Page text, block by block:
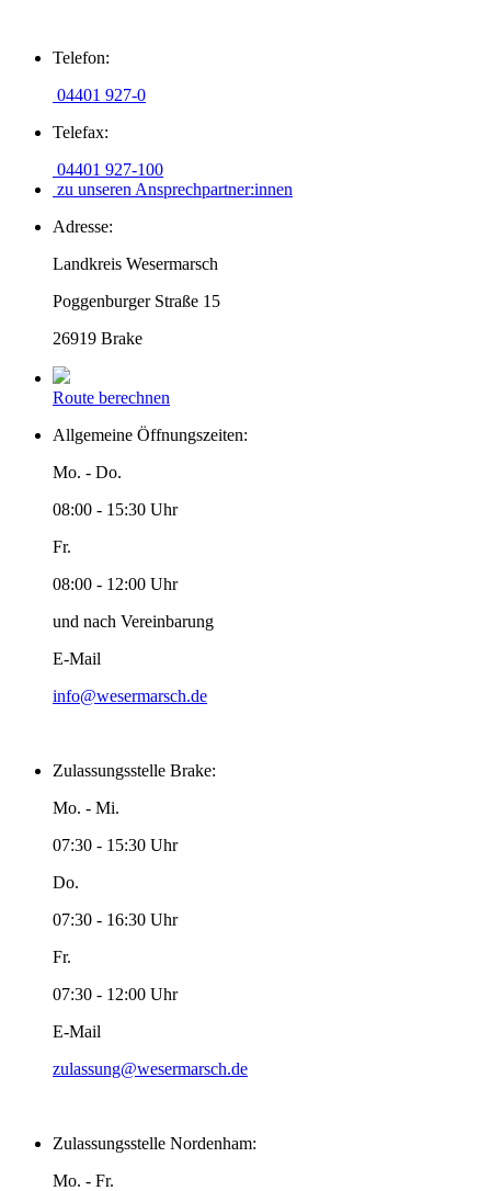
Inhalt
Telefon:
04401 927-0
Telefax:
04401 927-100
zu unseren Ansprechpartner:innen
Adresse:
Landkreis Wesermarsch
Poggenburger Straße 15
26919 Brake
Route berechnen
Allgemeine Öffnungszeiten:
Mo. - Do.
08:00 - 15:30 Uhr
Fr.
08:00 - 12:00 Uhr
und nach Vereinbarung
E-Mail
info@wesermarsch.de
Zulassungsstelle Brake:
Mo. - Mi.
07:30 - 15:30 Uhr
Do.
07:30 - 16:30 Uhr
Fr.
07:30 - 12:00 Uhr
E-Mail
zulassung@wesermarsch.de
Zulassungsstelle Nordenham:
Mo. - Fr.